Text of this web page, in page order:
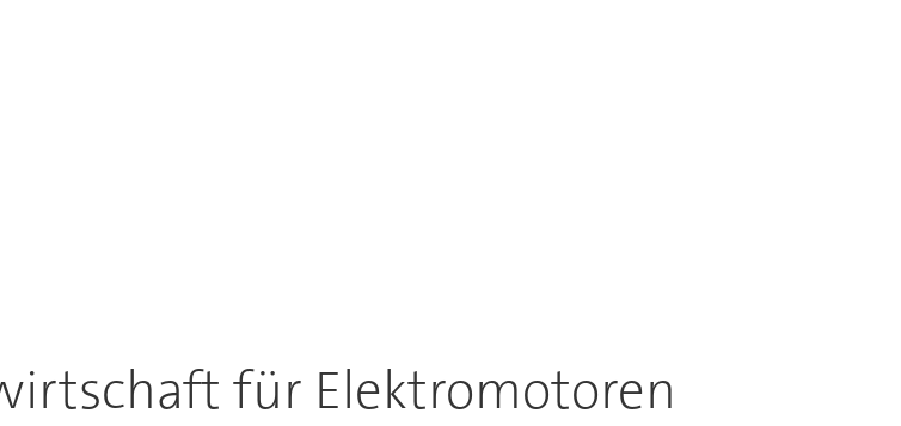
für Elektromotoren